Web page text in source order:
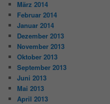
März 2014
Februar 2014
Januar 2014
Dezember 2013
November 2013
Oktober 2013
September 2013
Juni 2013
Mai 2013
April 2013